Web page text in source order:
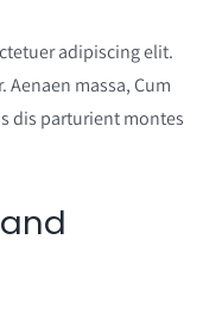
adipiscing elit.
massa, Cum
dis parturient montes